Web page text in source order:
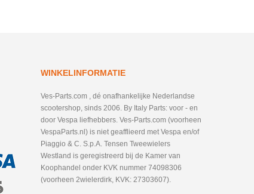
WINKELINFORMATIE
Ves-Parts.com , dé onafhankelijke Nederlandse
scootershop, sinds 2006. By Italy Parts: voor - en
door Vespa liefhebbers. Ves-Parts.com (voorheen
VespaParts.nl) is niet geafflieerd met Vespa en/of
Piaggio & C. S.p.A. Tensen Tweewielers
Westland is geregistreerd bij de Kamer van
Koophandel onder KVK nummer 74098306
(voorheen 2wielerdirk, KVK: 27303607).